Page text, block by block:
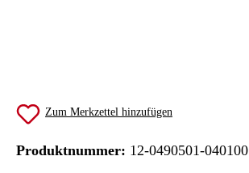
Zum Merkzettel hinzufügen
Produktnummer: 12-0490501-040100